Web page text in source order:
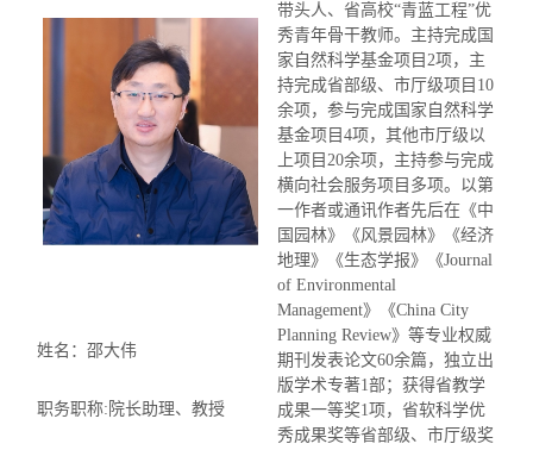
带头人、省高校“青蓝工程”优
秀青年骨干教师。主持完成国
家自然科学基金项目2项，主
持完成省部级、市厅级项目10
余项，参与完成国家自然科学
基金项目4项，其他市厅级以
上项目20余项，主持参与完成
横向社会服务项目多项。以第
一作者或通讯作者先后在《中
国园林》《风景园林》《经济
地理》《生态学报》《Journal
of Environmental
Management》《China City
Planning Review》等专业权威
期刊发表论文60余篇，独立出
版学术专著1部；获得省教学
成果一等奖1项，省软科学优
秀成果奖等省部级、市厅级奖
姓名：邵大伟
职务职称:院长助理、教授